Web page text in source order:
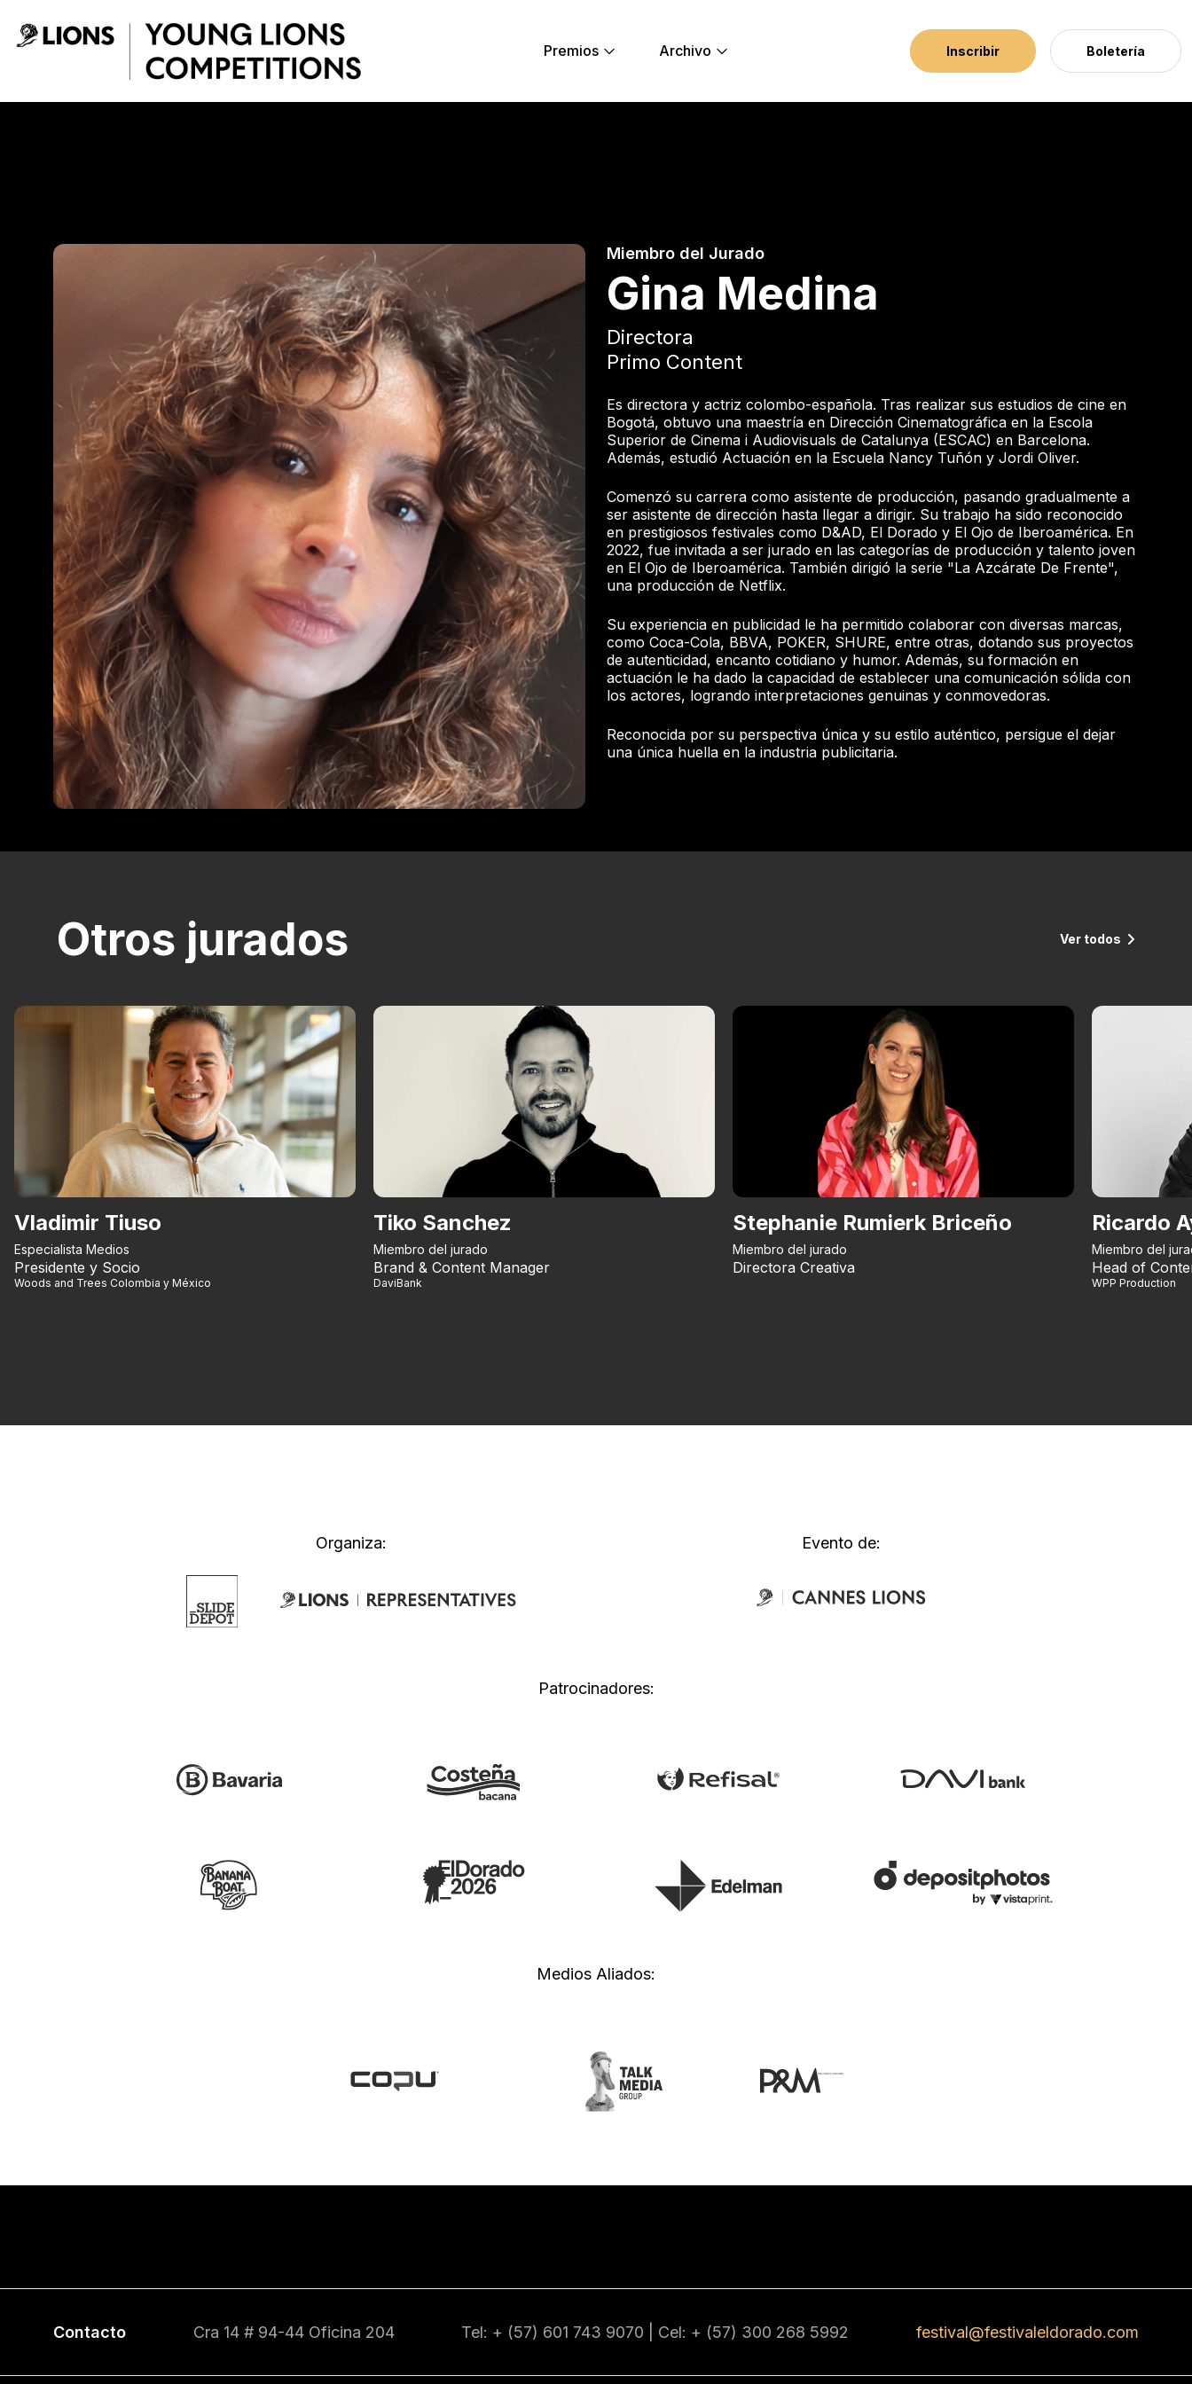
Premios
Archivo Inscribir Boletería
Miembro del Jurado
Gina Medina
Directora
Primo Content
Es directora y actriz colombo-española. Tras realizar sus estudios de cine en
Bogotá, obtuvo una maestría en Dirección Cinematográfica en la Escola
Superior de Cinema i Audiovisuals de Catalunya (ESCAC) en Barcelona.
Además, estudió Actuación en la Escuela Nancy Tuñón y Jordi Oliver.
Comenzó su carrera como asistente de producción, pasando gradualmente a
ser asistente de dirección hasta llegar a dirigir. Su trabajo ha sido reconocido
en prestigiosos festivales como D&AD, El Dorado y El Ojo de Iberoamérica. En
2022, fue invitada a ser jurado en las categorías de producción y talento joven
en El Ojo de Iberoamérica. También dirigió la serie "La Azcárate De Frente",
una producción de Netflix.
Su experiencia en publicidad le ha permitido colaborar con diversas marcas,
como Coca-Cola, BBVA, POKER, SHURE, entre otras, dotando sus proyectos
de autenticidad, encanto cotidiano y humor. Además, su formación en
actuación le ha dado la capacidad de establecer una comunicación sólida con
los actores, logrando interpretaciones genuinas y conmovedoras.
Reconocida por su perspectiva única y su estilo auténtico, persigue el dejar
una única huella en la industria publicitaria.
Otros jurados Ver todos
Vladimir Tiuso
Especialista Medios
Presidente y Socio
Woods and Trees Colombia y México
Tiko Sanchez
Miembro del jurado
Brand & Content Manager
DaviBank
Stephanie Rumierk Briceño
Miembro del jurado
Directora Creativa
Ricardo
Miembro del
Head of
WPP Production
Organiza: Evento de:
Patrocinadores:
Medios Aliados:
Contacto Cra 14 # 94-44 Oficina 204 Tel: + (57) 601 743 9070 | Cel: + (57) 300 268 5992 festival@festivaleldorado.com